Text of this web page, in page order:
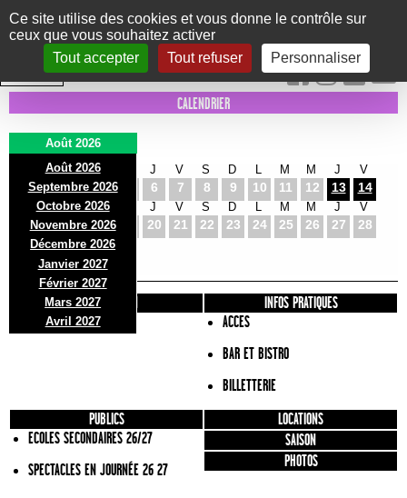
Panneau de gestion des cookies
Ce site utilise des cookies et vous donne le contrôle sur
ceux que vous souhaitez activer
Tout accepter
Tout refuser Personnaliser
Le Marni
CONCERTS DANSE/CIRQUE THÉÂTRE KIDS EXPOS EVENTS
INTRA MUROS
CALENDRIER
Août 2026
Août 2026
Septembre 2026
Octobre 2026
Novembre 2026
Décembre 2026
Janvier 2027
Février 2027
Mars 2027
Avril 2027
D
2
L
3
M
4
J
6
V
7
S
8
D
9 10
M
11
M
12
J
13
V
14
D
16
L
17
M
18
J
20
V
21
S
22
D
23 24
M
25
M
26
J
27
V
28
D
30
L
31
PRÉSENTATION
INFOS PRATIQUES
ACCES
BAR ET BISTRO
BILLETTERIE
PUBLICS
ECOLES SECONDAIRES 26/27
SPECTACLES EN JOURNÉE 26 27
LOCATIONS
SAISON
PHOTOS